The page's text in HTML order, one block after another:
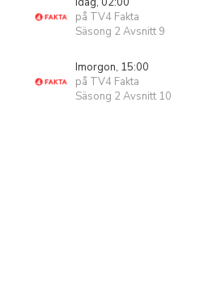
på TV4 Fakta
Säsong 2 Avsnitt 9
Imorgon, 15:00
på TV4 Fakta
Säsong 2 Avsnitt 10